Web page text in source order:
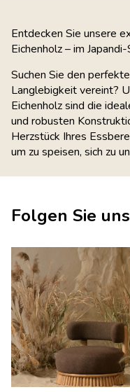
Entdecken Sie unsere
Eichenholz – im
Suchen Sie den
Langlebigkeit vereint?
Eichenholz sind die
und robusten
Herzstück Ihres
um zu speisen, sich zu
Folgen Sie